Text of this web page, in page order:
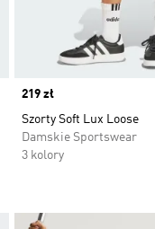
Price
219 zł
Szorty Soft Lux Loose
Damskie Sportswear
3 kolory